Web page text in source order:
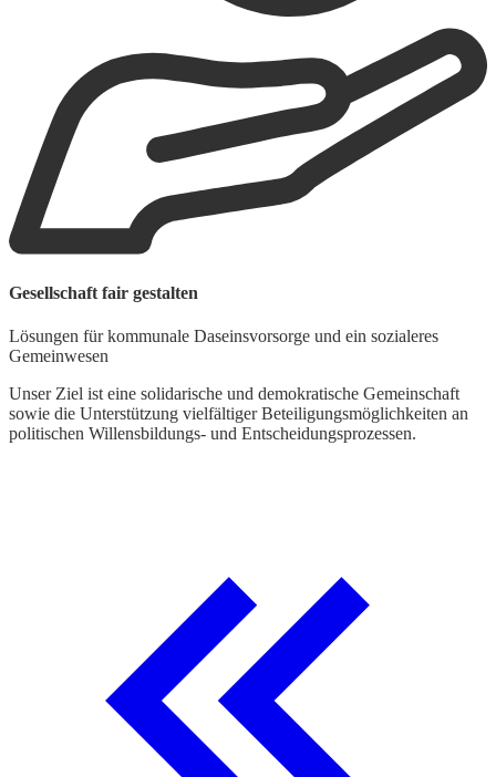
Gesellschaft fair gestalten
Lösungen für kommunale Daseinsvorsorge und ein sozialeres
Gemeinwesen
Unser Ziel ist eine solidarische und demokratische Gemeinschaft
sowie die Unterstützung vielfältiger Beteiligungsmöglichkeiten an
politischen Willensbildungs- und Entscheidungsprozessen.